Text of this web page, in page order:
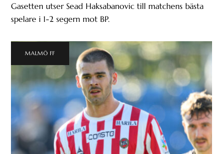
Gasetten utser Sead Haksabanovic till matchens bästa
spelare i 1-2 segern mot BP.
MALMÖ FF